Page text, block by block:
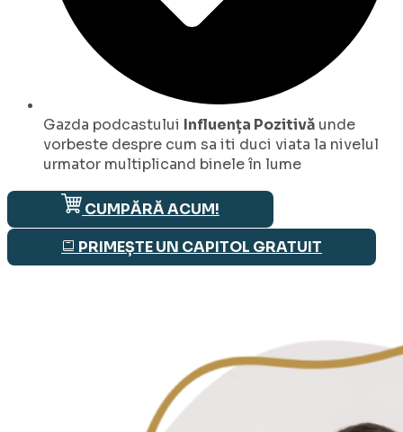
Gazda podcastului Influența Pozitivă unde
vorbeste despre cum sa iti duci viata la nivelul
urmator multiplicand binele în lume
CUMPĂRĂ ACUM!
PRIMEȘTE UN CAPITOL GRATUIT